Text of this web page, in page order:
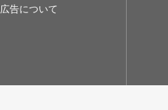
広告について